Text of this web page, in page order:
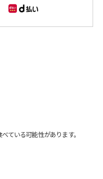
ている可能性があります。